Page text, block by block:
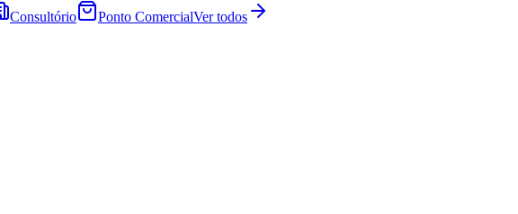
Consultório Ponto ComercialVer todos